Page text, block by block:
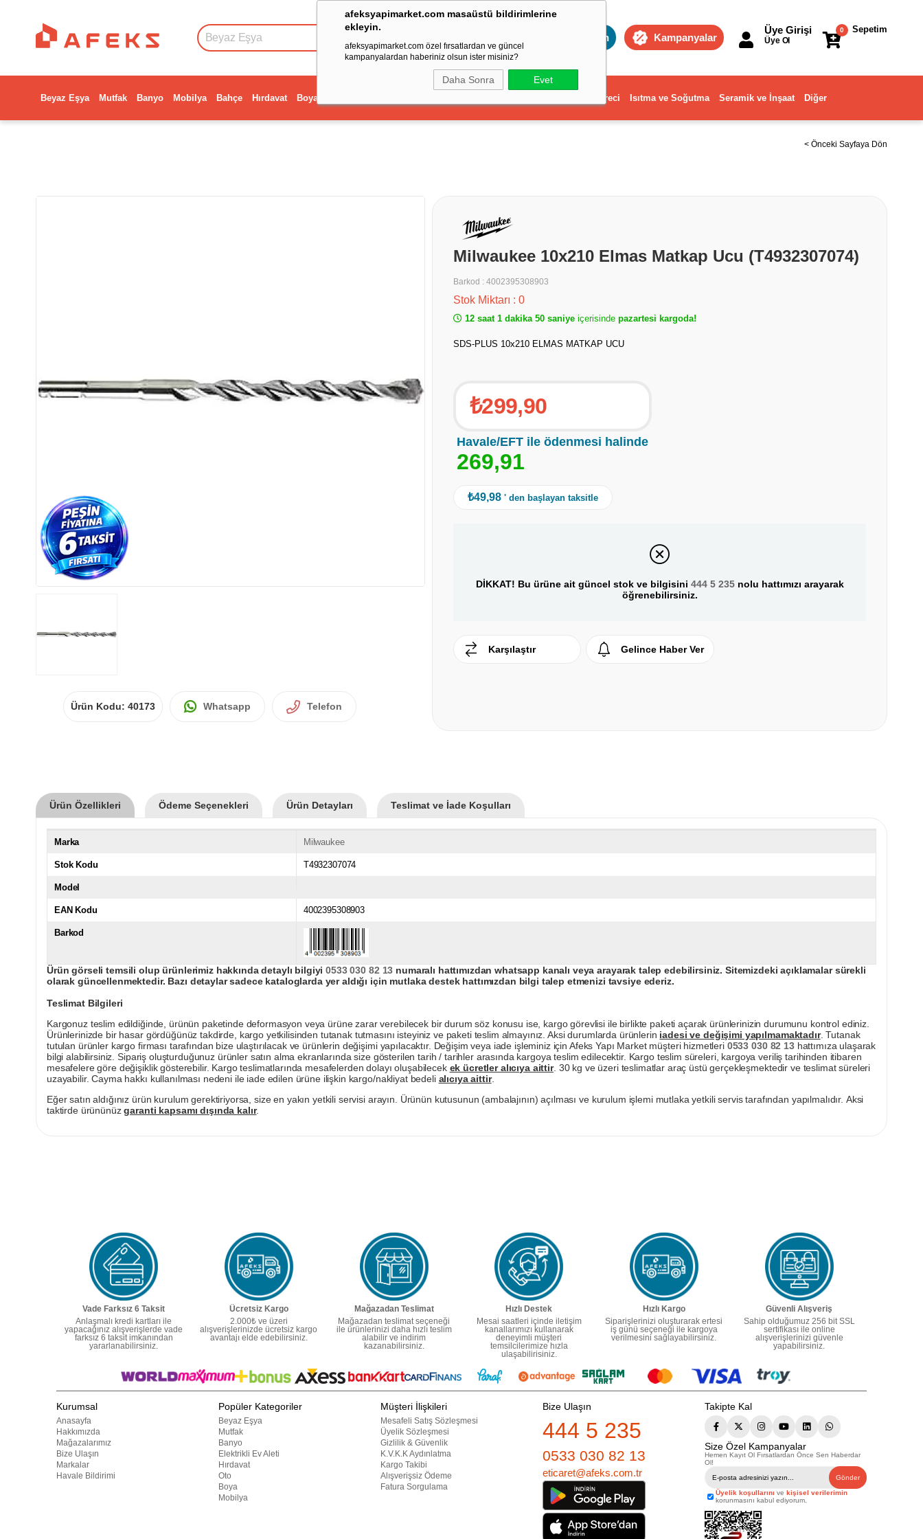
afeksyapimarket.com masaüstü bildirimlerine
ekleyin.
afeksyapimarket.com özel fırsatlardan ve güncel
kampanyalardan haberiniz olsun ister misiniz?
Daha Sonra Evet
Toptan Kampanyalar
Sepetim
0
Üye Girişi
Üye Ol
Beyaz Eşya Mutfak Banyo Mobilya Bahçe Hırdavat Boya Dekorasyon ve Ev Gereci Isıtma ve Soğutma Seramik ve İnşaat Diğer
< Önceki Sayfaya Dön
Ürün Kodu: 40173 Whatsapp Telefon
Milwaukee 10x210 Elmas Matkap Ucu (T4932307074)
Barkod : 4002395308903
Stok Miktarı : 0
12 saat 1 dakika 50 saniye içerisinde pazartesi kargoda!
SDS-PLUS 10x210 ELMAS MATKAP UCU
₺299,90
Havale/EFT ile ödenmesi halinde
269,91
₺49,98 ' den başlayan taksitle
DİKKAT! Bu ürüne ait güncel stok ve bilgisini 444 5 235nolu hattımızı arayarak
öğrenebilirsiniz.
Karşılaştır Gelince Haber Ver
Ürün Özellikleri Ödeme Seçenekleri Ürün Detayları Teslimat ve İade Koşulları
Marka Milwaukee
Stok Kodu T4932307074
Model
EAN Kodu 4002395308903
Barkod
Ürün görseli temsili olup ürünlerimiz hakkında detaylı bilgiyi0533 030 82 13 numaralı hattımızdan whatsapp kanalı veya arayarak talep edebilirsiniz. Sitemizdeki açıklamalar sürekli
olarak güncellenmektedir. Bazı detaylar sadece kataloglarda yer aldığı için mutlaka destek hattımızdan bilgi talep etmenizi tavsiye ederiz.
Teslimat Bilgileri
Kargonuz teslim edildiğinde, ürünün paketinde deformasyon veya ürüne zarar verebilecek bir durum söz konusu ise, kargo görevlisi ile birlikte paketi açarak ürünlerinizin durumunu kontrol ediniz.
Ürünlerinizde bir hasar gördüğünüz takdirde, kargo yetkilisinden tutanak tutmasını isteyiniz ve paketi teslim almayınız. Aksi durumlarda ürünlerin iadesi ve değişimi yapılmamaktadır. Tutanak
tutulan ürünler kargo firması tarafından bize ulaştırılacak ve ürünlerin değişimi yapılacaktır. Değişim veya iade işleminiz için Afeks Yapı Market müşteri hizmetleri 0533 030 82 13hattımıza ulaşarak
bilgi alabilirsiniz. Sipariş oluşturduğunuz ürünler satın alma ekranlarında size gösterilen tarih / tarihler arasında kargoya teslim edilecektir. Kargo teslim süreleri, kargoya veriliş tarihinden itibaren
mesafelere göre değişiklik gösterebilir. Kargo teslimatlarında mesafelerden dolayı oluşabilecek ek ücretler alıcıya aittir. 30 kg ve üzeri teslimatlar araç üstü gerçekleşmektedir ve teslimat süreleri
uzayabilir. Cayma hakkı kullanılması nedeni ile iade edilen ürüne ilişkin kargo/nakliyat bedeli alıcıya aittir.
Eğer satın aldığınız ürün kurulum gerektiriyorsa, size en yakın yetkili servisi arayın. Ürünün kutusunun (ambalajının) açılması ve kurulum işlemi mutlaka yetkili servis tarafından yapılmalıdır. Aksi
taktirde ürününüzgaranti kapsamı dışında kalır.
Vade Farksız 6 Taksit
Anlaşmalı kredi kartları ile
yapacağınız alışverişlerde vade
farksız 6 taksit imkanından
yararlanabilirsiniz.
Ücretsiz Kargo
2.000₺ ve üzeri
alışverişlerinizde ücretsiz kargo
avantajı elde edebilirsiniz.
Mağazadan Teslimat
Mağazadan teslimat seçeneği
ile ürünlerinizi daha hızlı teslim
alabilir ve indirim
kazanabilirsiniz.
Hızlı Destek
Mesai saatleri içinde iletişim
kanallarımızı kullanarak
deneyimli müşteri
temsilcilerimize hızla
ulaşabilirisiniz.
Hızlı Kargo
Siparişlerinizi oluşturarak ertesi
iş günü seçeneği ile kargoya
verilmesini sağlayabilirsiniz.
Güvenli Alışveriş
Sahip olduğumuz 256 bit SSL
sertifikası ile online
alışverişlerinizi güvenle
yapabilirsiniz.
Kurumsal
Anasayfa
Hakkımızda
Mağazalarımız
Bize Ulaşın
Markalar
Havale Bildirimi
Popüler Kategoriler
Beyaz Eşya
Mutfak
Banyo
Elektrikli Ev Aleti
Hırdavat
Oto
Boya
Mobilya
Müşteri İlişkileri
Mesafeli Satış Sözleşmesi
Üyelik Sözleşmesi
Gizlilik & Güvenlik
K.V.K.K Aydınlatma
Kargo Takibi
Alışverişsiz Ödeme
Fatura Sorgulama
Bize Ulaşın
444 5 235
0533 030 82 13
eticaret@afeks.com.tr
Takipte Kal
Size Özel Kampanyalar
Hemen Kayıt Ol Fırsatlardan Önce Sen Haberdar
Ol!
Gönder
Üyelik koşullarını ve kişisel verilerimin
korunmasını kabul ediyorum.